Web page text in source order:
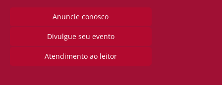
Anuncie conosco
Divulgue seu evento
Atendimento ao leitor